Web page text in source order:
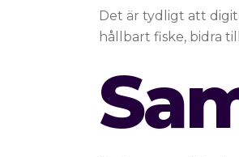
Det är tydligt att
hållbart fiske, bidra